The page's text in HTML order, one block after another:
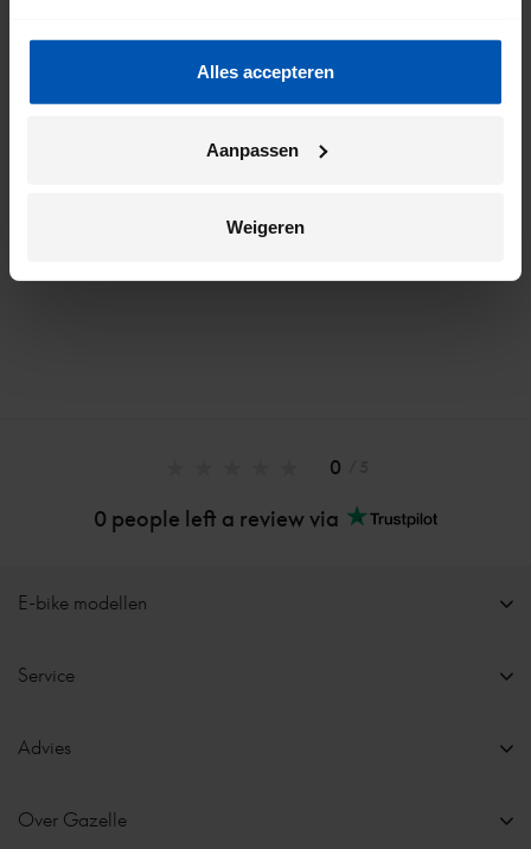
Alles accepteren
Aanpassen
Weigeren
0
0 people left a review via
Door mij aan te melden ga ik akkoord met het
E-bike modellen
Service
Advies
Over Gazelle